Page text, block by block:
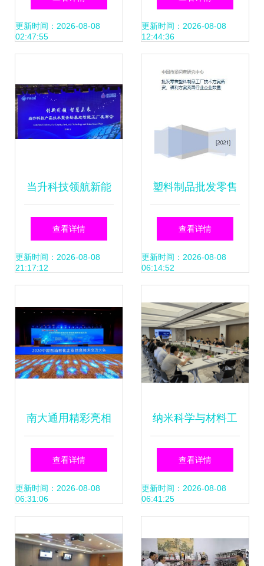
赴我镇开展调研交
更新时间：2026-08-08
02:47:55
路
更新时间：2026-08-08
12:44:36
当升科技领航新能
源 金坛基地智能工
厂发布会与技术前
查看详情
更新时间：2026-08-08
21:17:12
塑料制品批发零售
工厂的全方位运营
与发展方案探讨
查看详情
更新时间：2026-08-08
06:14:52
南大通用精彩亮相
2020中国石油石化
企业信息技术交流
查看详情
更新时间：2026-08-08
06:31:06
纳米科学与材料工
程学院赴宁波市访
企拓岗专项行动 深
创新
查看详情
更新时间：2026-08-08
06:41:25